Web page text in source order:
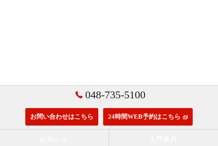
048-735-5100
お問い合わせはこちら 24時間WEB予約はこちら